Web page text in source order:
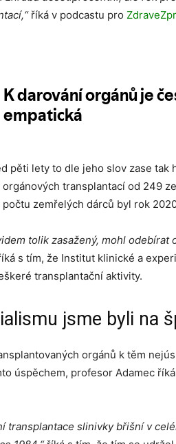
říká v podcastu pro
pěti lety to dle jeho slov zase tak
transplantací od 249
počtu zemřelých dárců byl rok
tolik zasažený, mohl
s tím, že Institut klinické a
transplantační aktivity.
jsme byli na
orgánů k těm
úspěchem, profesor Adamec
transplantace slinivky břišní v